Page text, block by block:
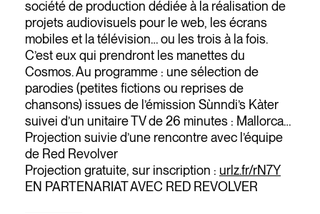
société de production dédiée à la réalisation de
projets audiovisuels pour le web, les écrans
mobiles et la télévision… ou les trois à la fois.
C’est eux qui prendront les manettes du
Cosmos. Au programme : une sélection de
parodies (petites fictions ou reprises de
chansons) issues de l’émission Sùnndi’s Kàter
suivei d’un unitaire TV de 26 minutes : Mallorca…
Projection suivie d’une rencontre avec l’équipe
de Red Revolver
Projection gratuite, sur inscription : urlz.fr/rN7Y
EN PARTENARIAT AVEC RED REVOLVER